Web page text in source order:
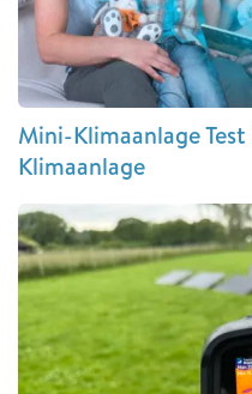
Mini-Klimaanlage
Klimaanlage